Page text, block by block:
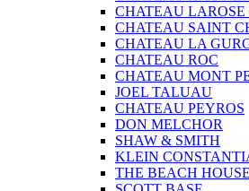
CHATEAU
CHATEAU SAINT
CHATEAU LA
CHATEAU ROC
CHATEAU MONT
JOEL TALUAU
CHATEAU PEYROS
DON MELCHOR
SHAW & SMITH
KLEIN
THE BEACH HOUSE